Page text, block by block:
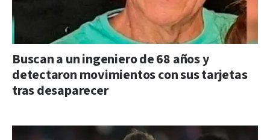
Buscan a un ingeniero de 68 años y
detectaron movimientos con sus tarjetas
tras desaparecer